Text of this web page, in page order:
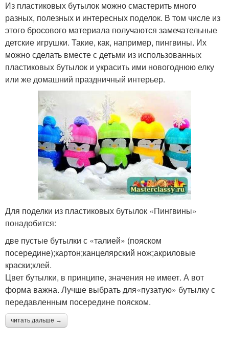
Из пластиковых бутылок можно смастерить много
разных, полезных и интересных поделок. В том числе из
этого бросового материала получаются замечательные
детские игрушки. Такие, как, например, пингвины. Их
можно сделать вместе с детьми из использованных
пластиковых бутылок и украсить ими новогоднюю елку
или же домашний праздничный интерьер.
Для поделки из пластиковых бутылок «Пингвины»
понадобится:
две пустые бутылки с «талией» (пояском
посередине);картон;канцелярский нож;акриловые
краски;клей.
Цвет бутылки, в принципе, значения не имеет. А вот
форма важна. Лучше выбрать для«пузатую» бутылку с
передавленным посередине пояском.
читать дальше →